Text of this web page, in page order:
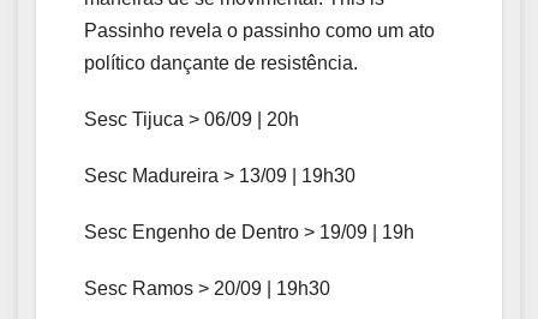
Passinho revela o passinho como um ato
político dançante de resistência.
Sesc Tijuca > 06/09 | 20h
Sesc Madureira > 13/09 | 19h30
Sesc Engenho de Dentro > 19/09 | 19h
Sesc Ramos > 20/09 | 19h30